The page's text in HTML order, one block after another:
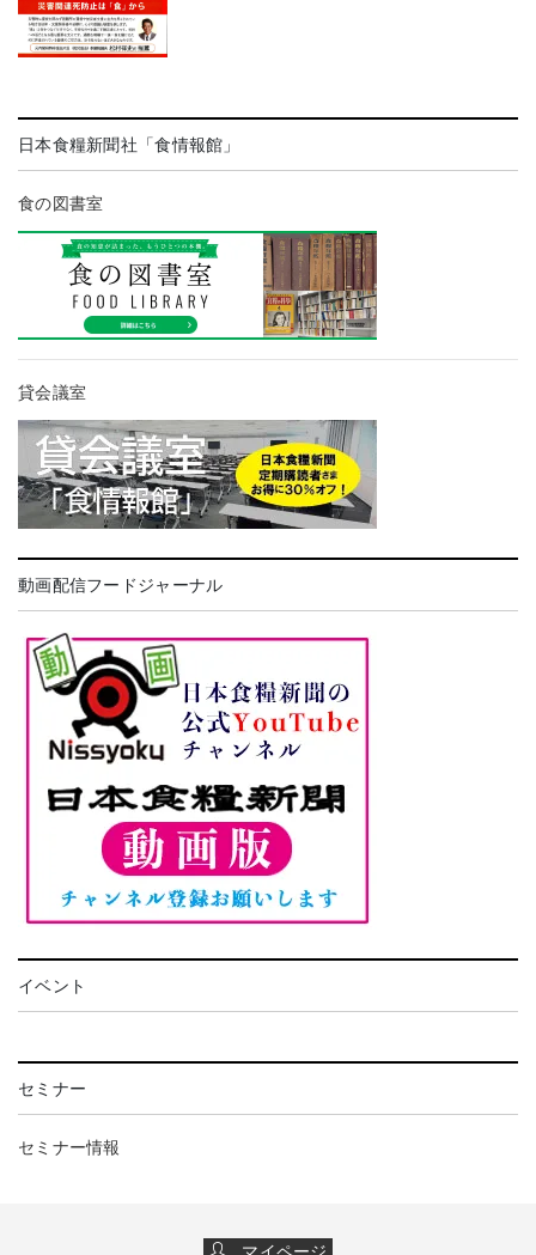
日本食糧新聞社「食情報館」
食の図書室
貸会議室
動画配信フードジャーナル
イベント
セミナー
セミナー情報